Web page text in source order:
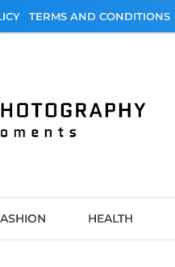
TERMS AND CONDITIONS
HEALTH